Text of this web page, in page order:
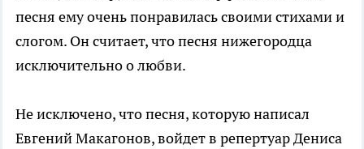
песня ему очень понравилась своими стихами и
слогом. Он считает, что песня нижегородца
исключительно о любви.
Не исключено, что песня, которую написал
Евгений Макагонов, войдет в репертуар Дениса